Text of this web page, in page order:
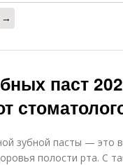
→
паст
зубной пасты — это
полости рта. С